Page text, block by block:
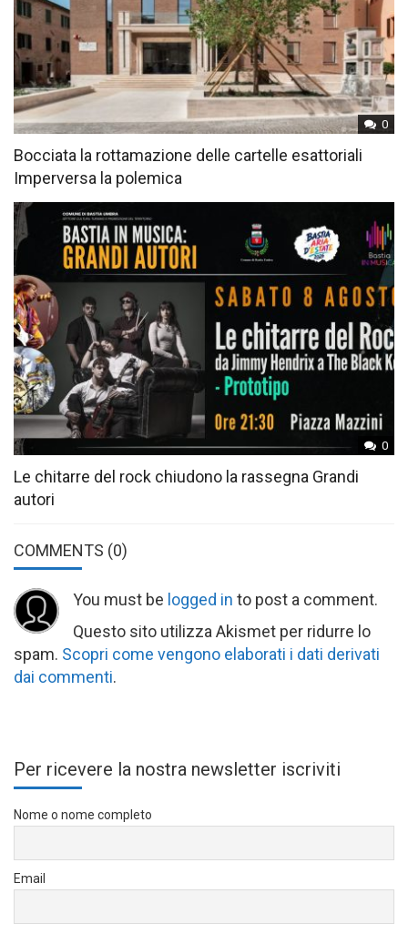
0
Bocciata la rottamazione delle cartelle esattoriali
Imperversa la polemica
0
Le chitarre del rock chiudono la rassegna Grandi
autori
COMMENTS (0)
You must be logged in to post a comment.
Questo sito utilizza Akismet per ridurre lo
spam. Scopri come vengono elaborati i dati derivati
dai commenti.
Per ricevere la nostra newsletter iscriviti
Nome o nome completo
Email